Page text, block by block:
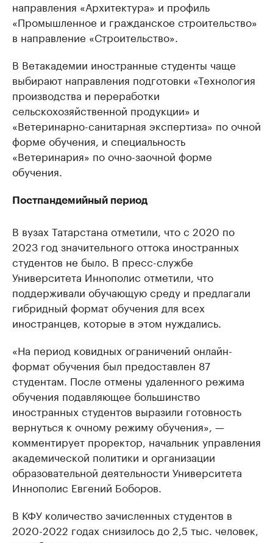
направления «Архитектура» и профиль
«Промышленное и гражданское строительство»
в направление «Строительство».
В Ветакадемии иностранные студенты чаще
выбирают направления подготовки «Технология
производства и переработки
сельскохозяйственной продукции» и
«Ветеринарно-санитарная экспертиза» по очной
форме обучения, и специальность
«Ветеринария» по очно-заочной форме
обучения.
Постпандемийный период
В вузах Татарстана отметили, что с 2020 по
2023 год значительного оттока иностранных
студентов не было. В пресс-службе
Университета Иннополис отметили, что
поддерживали обучающую среду и предлагали
гибридный формат обучения для всех
иностранцев, которые в этом нуждались.
«На период ковидных ограничений онлайн-
формат обучения был предоставлен 87
студентам. После отмены удаленного режима
обучения подавляющее большинство
иностранных студентов выразили готовность
вернуться к очному режиму обучения», —
комментирует проректор, начальник управления
академической политики и организации
образовательной деятельности Университета
Иннополис Евгений Боборов.
В КФУ количество зачисленных студентов в
2020-2022 годах снизилось до 2,5 тыс. человек,